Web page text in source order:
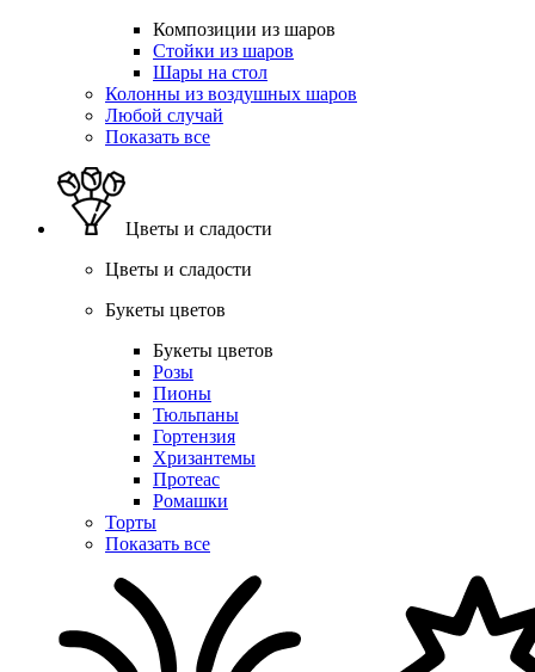
Композиции из шаров
Стойки из шаров
Шары на стол
Колонны из воздушных шаров
Любой случай
Показать все
Цветы и сладости
Цветы и сладости
Букеты цветов
Букеты цветов
Розы
Пионы
Тюльпаны
Гортензия
Хризантемы
Протеас
Ромашки
Торты
Показать все